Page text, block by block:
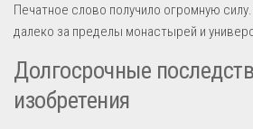
Печатное слово получило огромную
далеко за пределы монастырей и
Долгосрочные
изобретения